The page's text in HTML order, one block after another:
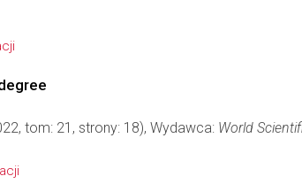
tom: 21, strony: 18), Wydawca: World